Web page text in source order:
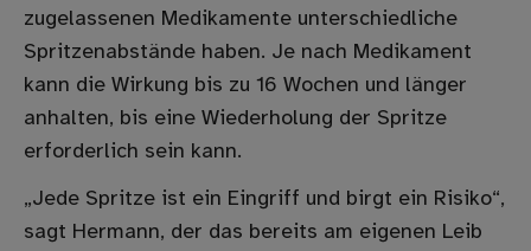
zugelassenen Medikamente unterschiedliche
Spritzenabstände haben. Je nach Medikament
kann die Wirkung bis zu 16 Wochen und länger
anhalten, bis eine Wiederholung der Spritze
erforderlich sein kann.
„Jede Spritze ist ein Eingriff und birgt ein Risiko“,
sagt Hermann, der das bereits am eigenen Leib